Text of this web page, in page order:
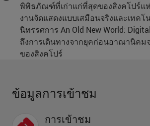
พิพิธภัณฑ์ที่เก่าแก่ที่สุดของสิงคโปร์แห่
งานจัดแสดงแบบเสมือนจริงและเทค
นิทรรศการ An Old New World:
ถึงการเดินทางจากยุคก่อนอาณานิคม
ของสิงคโปร์
ข้อมูลการเข้าชม
การเข้าชม